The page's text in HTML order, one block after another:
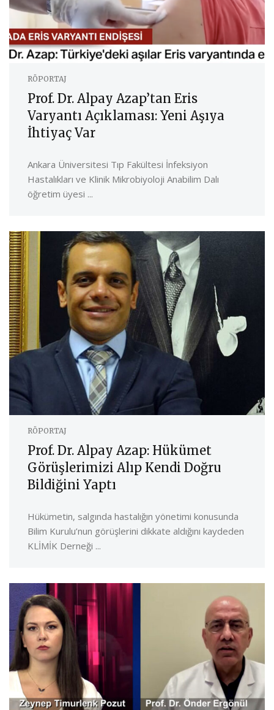
RÖPORTAJ
Prof. Dr. Alpay Azap’tan Eris
Varyantı Açıklaması: Yeni Aşıya
İhtiyaç Var
Ankara Üniversitesi Tıp Fakültesi İnfeksiyon
Hastalıkları ve Klinik Mikrobiyoloji Anabilim Dalı
öğretim üyesi ...
RÖPORTAJ
Prof. Dr. Alpay Azap: Hükümet
Görüşlerimizi Alıp Kendi Doğru
Bildiğini Yaptı
Hükümetin, salgında hastalığın yönetimi konusunda
Bilim Kurulu’nun görüşlerini dikkate aldığını kaydeden
KLİMİK Derneği ...